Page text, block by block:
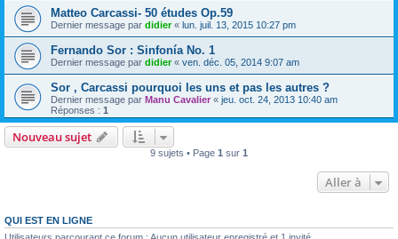
Matteo Carcassi- 50 études Op.59
Dernier message par didier« lun. juil. 13, 2015 10:27 pm
Fernando Sor : Sinfonía No. 1
Dernier message par didier« ven. déc. 05, 2014 9:07 am
Sor , Carcassi pourquoi les uns et pas les autres ?
Dernier message par Manu Cavalier « jeu. oct. 24, 2013 10:40 am
Réponses : 1
Nouveau sujet
9 sujets • Page 1 sur 1
Aller à
QUI EST EN LIGNE